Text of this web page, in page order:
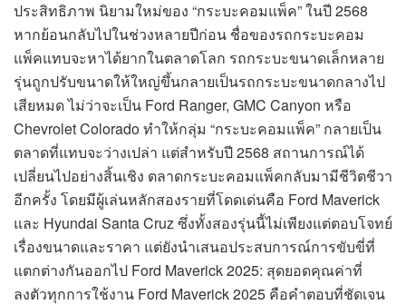
ประสิทธิภาพ นิยามใหม่ของ “กระบะคอมแพ็ค” ในปี 2568
หากย้อนกลับไปในช่วงหลายปีก่อน ชื่อของรถกระบะคอม
แพ็คแทบจะหาได้ยากในตลาดโลก รถกระบะขนาดเล็กหลาย
รุ่นถูกปรับขนาดให้ใหญ่ขึ้นกลายเป็นรถกระบะขนาดกลางไป
เสียหมด ไม่ว่าจะเป็น Ford Ranger, GMC Canyon หรือ
Chevrolet Colorado ทำให้กลุ่ม “กระบะคอมแพ็ค” กลายเป็น
ตลาดที่แทบจะว่างเปล่า แต่สำหรับปี 2568 สถานการณ์ได้
เปลี่ยนไปอย่างสิ้นเชิง ตลาดกระบะคอมแพ็คกลับมามีชีวิตชีวา
อีกครั้ง โดยมีผู้เล่นหลักสองรายที่โดดเด่นคือ Ford Maverick
และ Hyundai Santa Cruz ซึ่งทั้งสองรุ่นนี้ไม่เพียงแต่ตอบโจทย์
เรื่องขนาดและราคา แต่ยังนำเสนอประสบการณ์การขับขี่ที่
แตกต่างกันออกไป Ford Maverick 2025: สุดยอดคุณค่าที่
ลงตัวทุกการใช้งาน Ford Maverick 2025 คือคำตอบที่ชัดเจน